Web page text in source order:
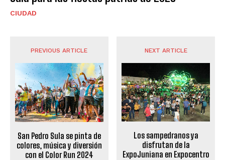
CIUDAD
PREVIOUS ARTICLE
San Pedro Sula se pinta de
colores, música y diversión
con el Color Run 2024
NEXT ARTICLE
Los sampedranos ya
disfrutan de la
ExpoJuniana en Expocentro